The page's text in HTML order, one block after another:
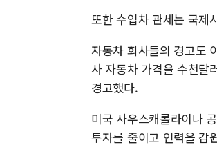
또한 수입차 관세는 국제
자동차 회사들의 경고도
사 자동차 가격을 수천달
경고했다.
미국 사우스캐롤라이나
투자를 줄이고 인력을 감